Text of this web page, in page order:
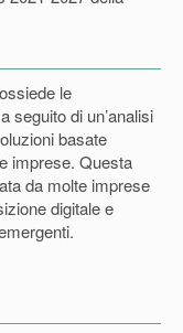
le
seguito di un’analisi
basate
imprese. Questa
da molte imprese
digitale e